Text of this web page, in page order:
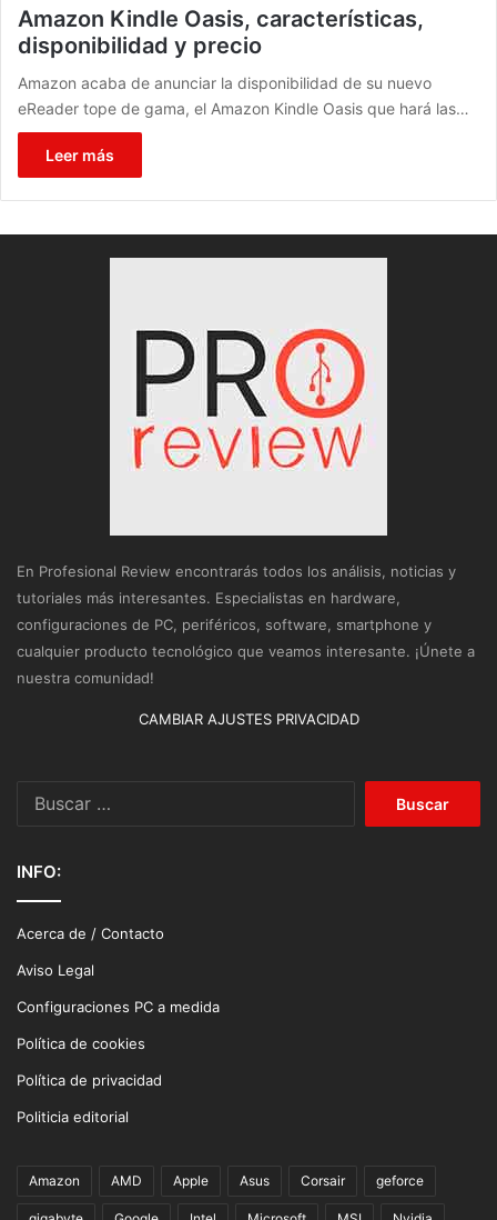
Amazon Kindle Oasis, características,
disponibilidad y precio
Amazon acaba de anunciar la disponibilidad de su nuevo
eReader tope de gama, el Amazon Kindle Oasis que hará las…
Leer más
En Profesional Review encontrarás todos los análisis, noticias y
tutoriales más interesantes. Especialistas en hardware,
configuraciones de PC, periféricos, software, smartphone y
cualquier producto tecnológico que veamos interesante. ¡Únete a
nuestra comunidad!
CAMBIAR AJUSTES PRIVACIDAD
INFO:
Acerca de / Contacto
Aviso Legal
Configuraciones PC a medida
Política de cookies
Política de privacidad
Politicia editorial
Amazon AMD Apple Asus Corsair geforce